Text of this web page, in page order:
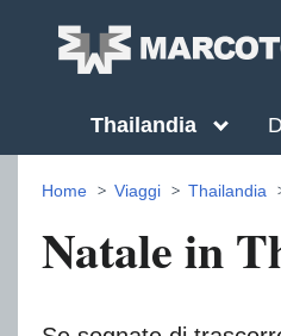
Thailandia
Home Viaggi Thailandia
Natale in